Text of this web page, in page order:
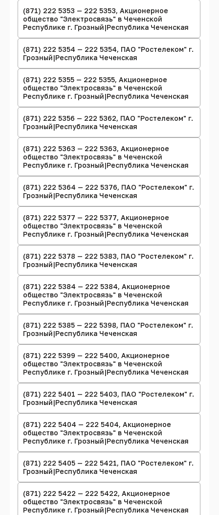
(871) 222 5353 — 222 5353, Акционерное
общество "Электросвязь" в Чеченской
Республике г. Грозный|Республика Чеченская
(871) 222 5354 — 222 5354, ПАО "Ростелеком" г.
Грозный|Республика Чеченская
(871) 222 5355 — 222 5355, Акционерное
общество "Электросвязь" в Чеченской
Республике г. Грозный|Республика Чеченская
(871) 222 5356 — 222 5362, ПАО "Ростелеком" г.
Грозный|Республика Чеченская
(871) 222 5363 — 222 5363, Акционерное
общество "Электросвязь" в Чеченской
Республике г. Грозный|Республика Чеченская
(871) 222 5364 — 222 5376, ПАО "Ростелеком" г.
Грозный|Республика Чеченская
(871) 222 5377 — 222 5377, Акционерное
общество "Электросвязь" в Чеченской
Республике г. Грозный|Республика Чеченская
(871) 222 5378 — 222 5383, ПАО "Ростелеком" г.
Грозный|Республика Чеченская
(871) 222 5384 — 222 5384, Акционерное
общество "Электросвязь" в Чеченской
Республике г. Грозный|Республика Чеченская
(871) 222 5385 — 222 5398, ПАО "Ростелеком" г.
Грозный|Республика Чеченская
(871) 222 5399 — 222 5400, Акционерное
общество "Электросвязь" в Чеченской
Республике г. Грозный|Республика Чеченская
(871) 222 5401 — 222 5403, ПАО "Ростелеком" г.
Грозный|Республика Чеченская
(871) 222 5404 — 222 5404, Акционерное
общество "Электросвязь" в Чеченской
Республике г. Грозный|Республика Чеченская
(871) 222 5405 — 222 5421, ПАО "Ростелеком" г.
Грозный|Республика Чеченская
(871) 222 5422 — 222 5422, Акционерное
общество "Электросвязь" в Чеченской
Республике г. Грозный|Республика Чеченская